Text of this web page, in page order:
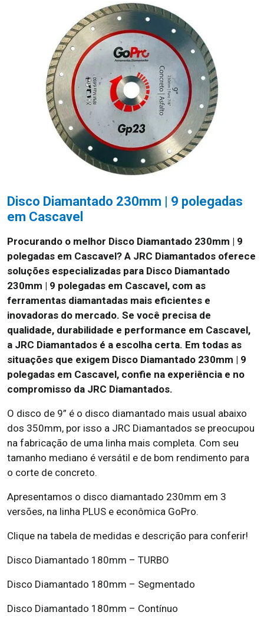
Disco Diamantado 230mm | 9 polegadas
em Cascavel
Procurando o melhor Disco Diamantado 230mm | 9
polegadas em Cascavel? A JRC Diamantados oferece
soluções especializadas para Disco Diamantado
230mm | 9 polegadas em Cascavel, com as
ferramentas diamantadas mais eficientes e
inovadoras do mercado. Se você precisa de
qualidade, durabilidade e performance em Cascavel,
a JRC Diamantados é a escolha certa. Em todas as
situações que exigem Disco Diamantado 230mm | 9
polegadas em Cascavel, confie na experiência e no
compromisso da JRC Diamantados.
O disco de 9” é o disco diamantado mais usual abaixo
dos 350mm, por isso a JRC Diamantados se preocupou
na fabricação de uma linha mais completa. Com seu
tamanho mediano é versátil e de bom rendimento para
o corte de concreto.
Apresentamos o disco diamantado 230mm em 3
versões, na linha PLUS e econômica GoPro.
Clique na tabela de medidas e descrição para conferir!
Disco Diamantado 180mm – TURBO
Disco Diamantado 180mm – Segmentado
Disco Diamantado 180mm – Contínuo